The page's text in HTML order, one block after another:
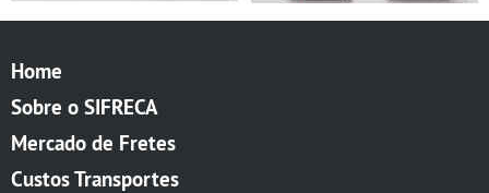
Home
Sobre o SIFRECA
Mercado de Fretes
Custos Transportes